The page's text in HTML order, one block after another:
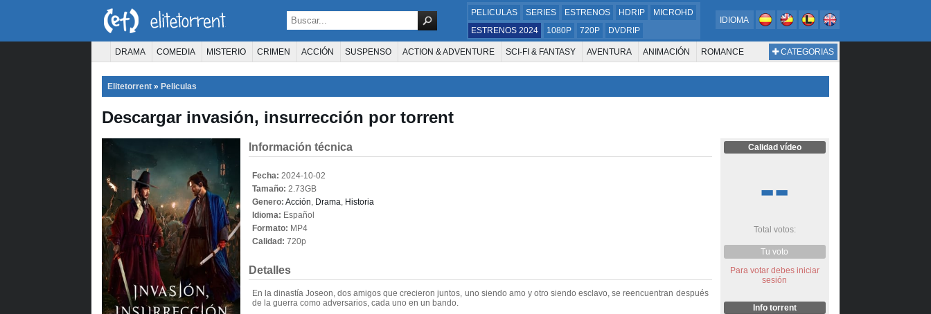
PELICULAS SERIES ESTRENOS HDRIP
MICROHD
ESTRENOS 2024
1080P 720P DVDRIP
IDIOMA
CATEGORIAS
DRAMA COMEDIA MISTERIO CRIMEN ACCIÓN SUSPENSO ACTION & ADVENTURE SCI-FI & FANTASY AVENTURA ANIMACIÓN ROMANCE
Elitetorrent » Peliculas
Descargar invasión, insurrección por torrent
Información técnica
Fecha: 2024-10-02
Tamaño: 2.73GB
Genero: Acción, Drama, Historia
Idioma: Español
Formato: MP4
Calidad: 720p
Detalles
En la dinastía Joseon, dos amigos que crecieron juntos, uno siendo amo y otro siendo esclavo, se reencuentran después
de la guerra como adversarios, cada uno en un bando.
Calidad vídeo
--
Total votos:
Tu voto
Para votar debes iniciar
sesión
Info torrent